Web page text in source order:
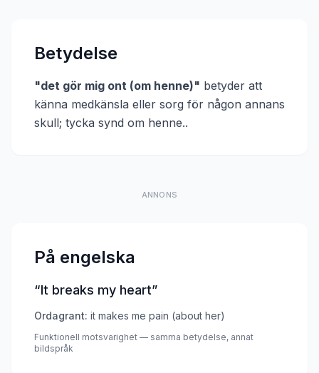
Betydelse
"det gör mig ont (om henne)" betyder att
känna medkänsla eller sorg för någon annans
skull; tycka synd om henne..
ANNONS
På engelska
“It breaks my heart”
Ordagrant: it makes me pain (about her)
Funktionell motsvarighet — samma betydelse, annat
bildspråk